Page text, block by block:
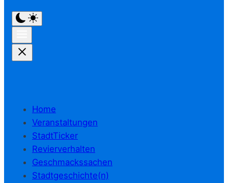
Home
Veranstaltungen
StadtTicker
Revierverhalten
Geschmackssachen
Stadtgeschichte(n)